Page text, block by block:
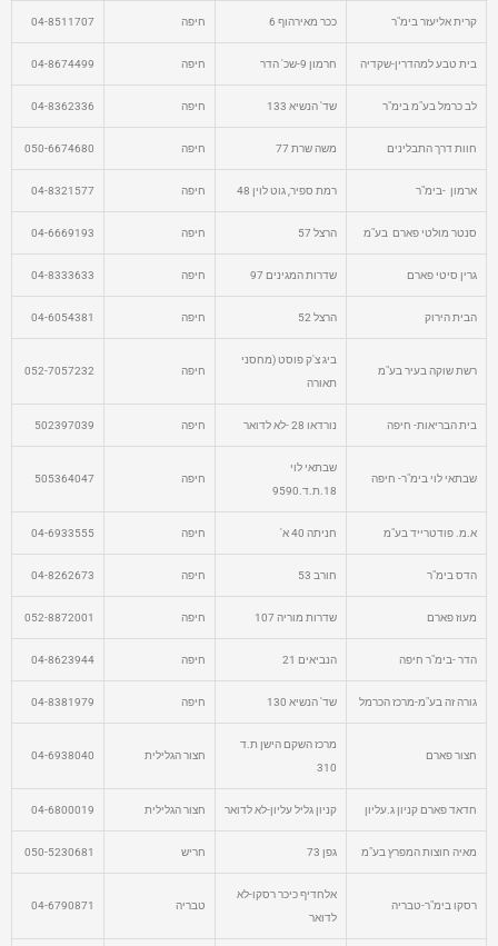
קרית אליעזר בימ"ר ככר מאירהוף 6 חיפה 04-8511707
בית טבע למהדרין-שקדיה חרמון 9-שכ' הדר חיפה 04-8674499
לב כרמל בע"מ בימ"ר שד' הנשיא 133 חיפה 04-8362336
חוות דרך התבלינים משה שרת 77 חיפה 050-6674680
ארמון -בימ"ר רמת ספיר, גוט לוין 48 חיפה 04-8321577
סנטר מולטי פארם בע"מ הרצל 57 חיפה 04-6669193
גרין סיטי פארם שדרות המגינים 97 חיפה 04-8333633
הבית הירוק הרצל 52 חיפה 04-6054381
רשת שוקה בעיר בע"מ
ביג צ'ק פוסט (מחסני
תאורה
חיפה 052-7057232
בית הבריאות- חיפה נורדאו 28 -לא לדואר חיפה 502397039
שבתאי לוי בימ"ר- חיפה
שבתאי לוי
18.ת.ד.9590
חיפה 505364047
א.מ. פודטרייד בע"מ חניתה 40 א' חיפה 04-6933555
הדס בימ"ר חורב 53 חיפה 04-8262673
מעוז פארם שדרות מוריה 107 חיפה 052-8872001
הדר -בימ"ר חיפה הנביאים 21 חיפה 04-8623944
גורה זה בע"מ-מרכז הכרמל שד' הנשיא 130 חיפה 04-8381979
חצור פארם
מרכז השקם הישן ת.ד
310
חצור הגלילית 04-6938040
חדאד פארם קניון ג.עליון קניון גליל עליון-לא לדואר חצור הגלילית 04-6800019
מאיה חוצות המפרץ בע"מ גפן 73 חריש 050-5230681
רסקו בימ"ר-טבריה
אלחדיף כיכר רסקו-לא
לדואר
טבריה 04-6790871